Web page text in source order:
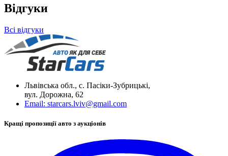
Відгуки
Всі відгуки
Львівська обл., с. Пасіки-Зубрицькі,
вул. Дорожна, 62
Email: starcars.lviv@gmail.com
Кращі пропозиції авто з аукціонів